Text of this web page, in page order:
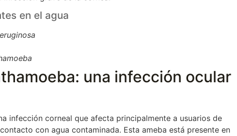
en el agua
una infección ocular
infección corneal que afecta principalmente a usuarios de
con agua contaminada. Esta ameba está presente en